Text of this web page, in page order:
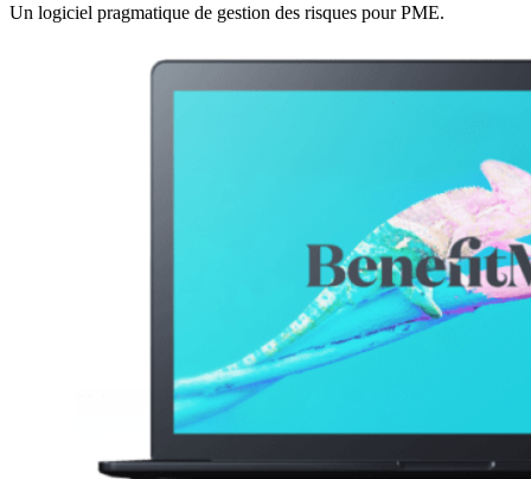
Un logiciel pragmatique de gestion des risques pour PME.